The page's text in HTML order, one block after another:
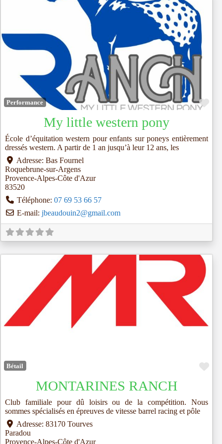
Performance
My little western pony
École d’équitation western pour enfants sur poneys entièrement
dressés western. A partir de 1 an jusqu’à leur 12 ans, les
Adresse: Bas Fournel
Roquebrune-sur-Argens
Provence-Alpes-Côte d'Azur
83520
Téléphone: 07 69 53 66 57
E-mail: jbeaudouin2@gmail.com
Bétail
MONTARINES RANCH
Club familiale pour dû loisirs ou de la compétition. Nous
sommes spécialisés en épreuves de vitesse barrel racing et pôle
Adresse: 83170 Tourves
Paradou
Provence-Alpes-Côte d'Azur